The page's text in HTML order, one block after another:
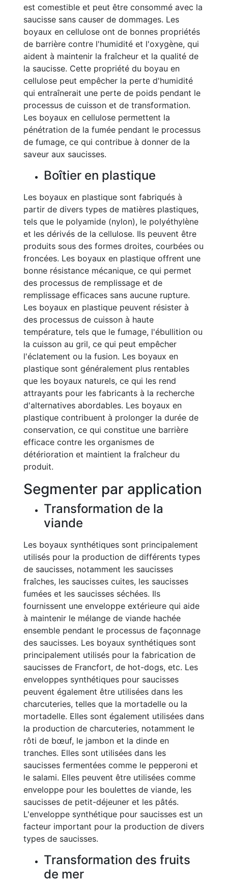
est comestible et peut être consommé avec la
saucisse sans causer de dommages. Les
boyaux en cellulose ont de bonnes propriétés
de barrière contre l'humidité et l'oxygène, qui
aident à maintenir la fraîcheur et la qualité de
la saucisse. Cette propriété du boyau en
cellulose peut empêcher la perte d'humidité
qui entraînerait une perte de poids pendant le
processus de cuisson et de transformation.
Les boyaux en cellulose permettent la
pénétration de la fumée pendant le processus
de fumage, ce qui contribue à donner de la
saveur aux saucisses.
Boîtier en plastique
Les boyaux en plastique sont fabriqués à
partir de divers types de matières plastiques,
tels que le polyamide (nylon), le polyéthylène
et les dérivés de la cellulose. Ils peuvent être
produits sous des formes droites, courbées ou
froncées. Les boyaux en plastique offrent une
bonne résistance mécanique, ce qui permet
des processus de remplissage et de
remplissage efficaces sans aucune rupture.
Les boyaux en plastique peuvent résister à
des processus de cuisson à haute
température, tels que le fumage, l'ébullition ou
la cuisson au gril, ce qui peut empêcher
l'éclatement ou la fusion. Les boyaux en
plastique sont généralement plus rentables
que les boyaux naturels, ce qui les rend
attrayants pour les fabricants à la recherche
d'alternatives abordables. Les boyaux en
plastique contribuent à prolonger la durée de
conservation, ce qui constitue une barrière
efficace contre les organismes de
détérioration et maintient la fraîcheur du
produit.
Segmenter par application
Transformation de la
viande
Les boyaux synthétiques sont principalement
utilisés pour la production de différents types
de saucisses, notamment les saucisses
fraîches, les saucisses cuites, les saucisses
fumées et les saucisses séchées. Ils
fournissent une enveloppe extérieure qui aide
à maintenir le mélange de viande hachée
ensemble pendant le processus de façonnage
des saucisses. Les boyaux synthétiques sont
principalement utilisés pour la fabrication de
saucisses de Francfort, de hot-dogs, etc. Les
enveloppes synthétiques pour saucisses
peuvent également être utilisées dans les
charcuteries, telles que la mortadelle ou la
mortadelle. Elles sont également utilisées dans
la production de charcuteries, notamment le
rôti de bœuf, le jambon et la dinde en
tranches. Elles sont utilisées dans les
saucisses fermentées comme le pepperoni et
le salami. Elles peuvent être utilisées comme
enveloppe pour les boulettes de viande, les
saucisses de petit-déjeuner et les pâtés.
L'enveloppe synthétique pour saucisses est un
facteur important pour la production de divers
types de saucisses.
Transformation des fruits
de mer